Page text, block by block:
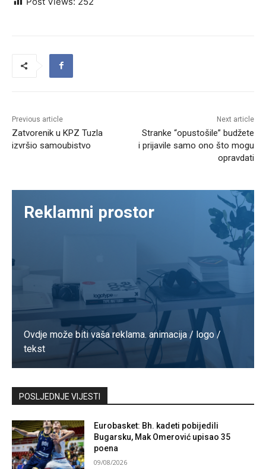
Previous article
Zatvorenik u KPZ Tuzla
izvršio samoubistvo
Next article
Stranke “opustošile” budžete
i prijavile samo ono što mogu
opravdati
Reklamni prostor
Ovdje može biti vaša reklama. animacija / logo /
tekst
Kontaktirajte nas
POSLJEDNJE VIJESTI
Eurobasket: Bh. kadeti pobijedili
Bugarsku, Mak Omerović upisao 35
poena
09/08/2026